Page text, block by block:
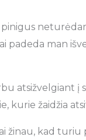
pinigus
padeda man
atsižvelgiant į
kurie žaidžia
žinau, kad turiu